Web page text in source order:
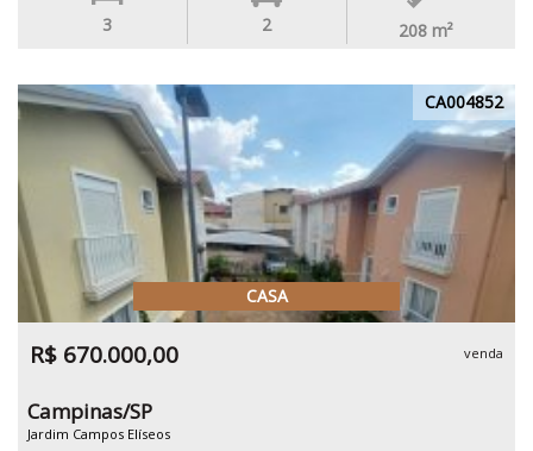
3 2 208 m²
CA004852
CASA
R$ 670.000,00 venda
Campinas/SP
Jardim Campos Elíseos